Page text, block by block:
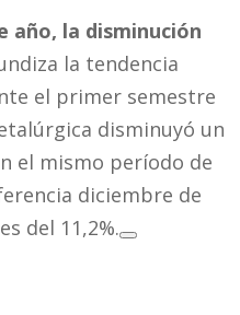
año, la disminución
la tendencia
el primer semestre
disminuyó un
el mismo período de
diciembre de
del 11,2%.